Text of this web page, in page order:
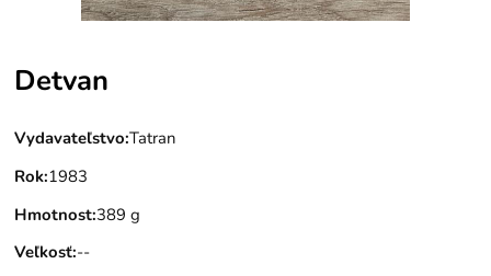
Detvan
Vydavateľstvo:Tatran
Rok:1983
Hmotnost:389 g
Veľkosť:--